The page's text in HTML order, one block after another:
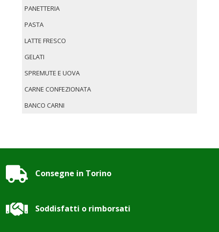
PANETTERIA
PASTA
LATTE FRESCO
GELATI
SPREMUTE E UOVA
CARNE CONFEZIONATA
BANCO CARNI
 Consegne in Torino
 Soddisfatti o rimborsati